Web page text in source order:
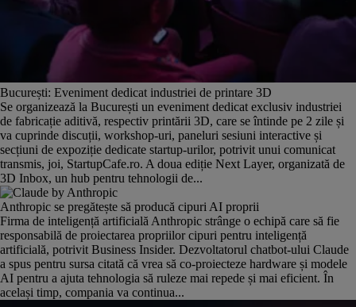
București: Eveniment dedicat industriei de printare 3D
Se organizează la București un eveniment dedicat exclusiv industriei
de fabricație aditivă, respectiv printării 3D, care se întinde pe 2 zile și
va cuprinde discuții, workshop-uri, paneluri sesiuni interactive și
secțiuni de expoziție dedicate startup-urilor, potrivit unui comunicat
transmis, joi, StartupCafe.ro. A doua ediție Next Layer, organizată de
3D Inbox, un hub pentru tehnologii de...
Anthropic se pregătește să producă cipuri AI proprii
Firma de inteligență artificială Anthropic strânge o echipă care să fie
responsabilă de proiectarea propriilor cipuri pentru inteligență
artificială, potrivit Business Insider. Dezvoltatorul chatbot-ului Claude
a spus pentru sursa citată că vrea să co-proiecteze hardware și modele
AI pentru a ajuta tehnologia să ruleze mai repede și mai eficient. În
același timp, compania va continua...